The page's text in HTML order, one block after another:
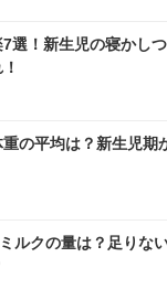
選！新生児の寝かし
の平均は？新生児期
ルクの量は？足りな